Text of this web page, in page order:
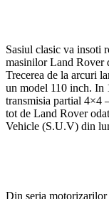
Sasiul clasic va insoti
masinilor Land Rover
Trecerea de la arcuri
un model 110 inch. In
transmisia partial 4×4
tot de Land Rover
Vehicle (S.U.V) din
Din seria motorizarilor